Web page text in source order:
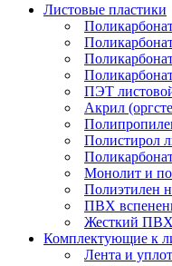
Листовые пластики
ПЭТ
Акрил
Полистирол
Монолит и
Полиэтилен
ПВХ
Жесткий ПВХ
Комплектующие к
Лента и